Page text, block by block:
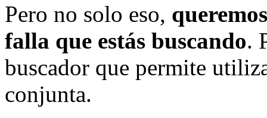
Pero no solo eso,
falla que estás buscando.
buscador que permite
conjunta.